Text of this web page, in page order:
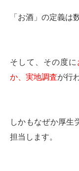
「お酒」の定義は
そして、その度に
か、実地調査が行
しかもなぜか厚生
担当します。